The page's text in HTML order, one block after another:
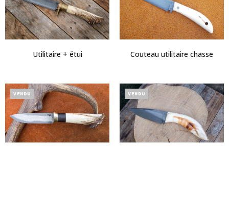
Utilitaire + étui Couteau utilitaire chasse
VENDU VENDU